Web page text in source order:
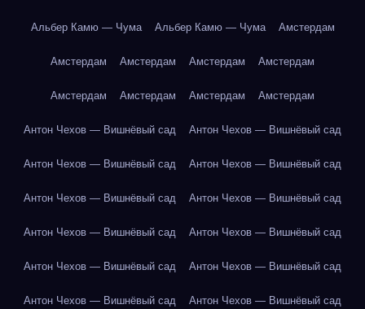
Альбер Камю — Чума Альбер Камю — Чума Амстердам
Амстердам Амстердам Амстердам Амстердам
Амстердам Амстердам Амстердам Амстердам
Антон Чехов — Вишнёвый сад Антон Чехов — Вишнёвый сад
Антон Чехов — Вишнёвый сад Антон Чехов — Вишнёвый сад
Антон Чехов — Вишнёвый сад Антон Чехов — Вишнёвый сад
Антон Чехов — Вишнёвый сад Антон Чехов — Вишнёвый сад
Антон Чехов — Вишнёвый сад Антон Чехов — Вишнёвый сад
Антон Чехов — Вишнёвый сад Антон Чехов — Вишнёвый сад